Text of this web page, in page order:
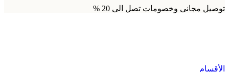
توصيل مجانى وخصومات تصل الى 20 %
الأقسام